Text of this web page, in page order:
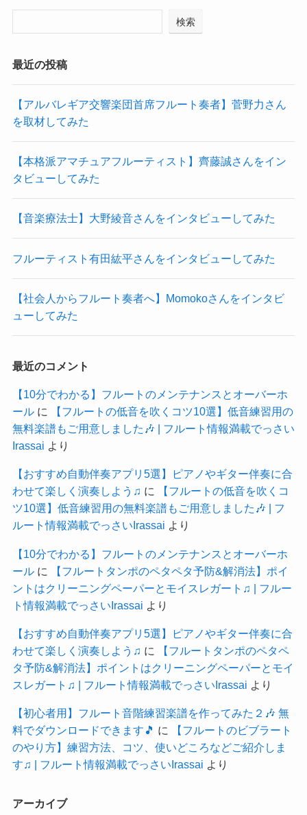
検索
最近の投稿
【アルバレギア交響楽団首席フルート奏者】菅野力さん
を取材してみた
【本格派アマチュアフルーティスト】齊藤誠さんをイン
タビューしてみた
【音楽療法士】大野綾音さんをインタビューしてみた
フルーティスト有田紘平さんをインタビューしてみた
【社会人からフルート奏者へ】Momokoさんをインタビ
ューしてみた
最近のコメント
【10分でわかる】フルートのメンテナンスとオーバーホ
ールに
【フルートの低音を吹くコツ10選】低音練習用の
無料楽譜もご用意しました🎶 | フルート情報満載でっさい
Irassai より
【おすすめ自動伴奏アプリ5選】ピアノやギター伴奏に合
わせて楽しく演奏しよう♫ に
【フルートの低音を吹くコ
ツ10選】低音練習用の無料楽譜もご用意しました🎶 | フ
ルート情報満載でっさいIrassai より
【10分でわかる】フルートのメンテナンスとオーバーホ
ールに
【フルートタンポのペタペタ予防&解消法】ポイ
ントはクリーニングペーパーとモイスレガート♫ | フルー
ト情報満載でっさいIrassai より
【おすすめ自動伴奏アプリ5選】ピアノやギター伴奏に合
わせて楽しく演奏しよう♫ に
【フルートタンポのペタペ
タ予防&解消法】ポイントはクリーニングペーパーとモイ
スレガート♫ | フルート情報満載でっさいIrassai より
【初心者用】フルート音階練習楽譜を作ってみた２🎶 無
料でダウンロードできます🎵 に
【フルートのビブラート
のやり方】練習方法、コツ、使いどころなどご紹介しま
す♫ | フルート情報満載でっさいIrassai より
アーカイブ